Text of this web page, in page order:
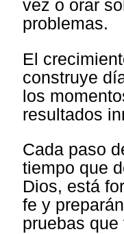
vez o orar
problemas.
El
construye
los
resultados
Cada paso
tiempo que
Dios, está
fe y
pruebas que